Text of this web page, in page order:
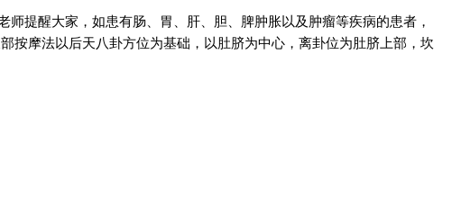
提醒大家，如患有肠、胃、肝、胆、脾肿胀以及肿瘤等疾病的患者，
按摩法以后天八卦方位为基础，以肚脐为中心，离卦位为肚脐上部，坎